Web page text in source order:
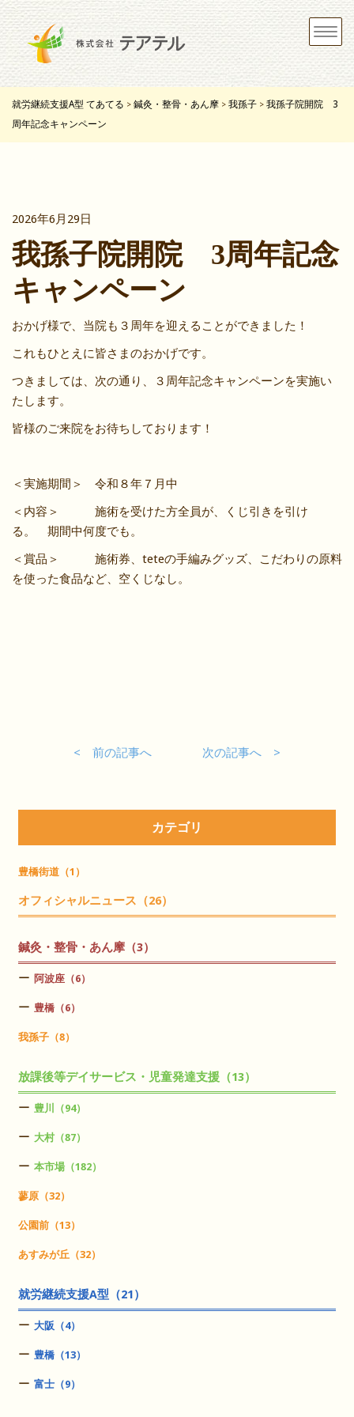
Toggle
就労継続支援A型 てあてる > 鍼灸・整骨・あん摩 > 我孫子 > 我孫子院開院 3
周年記念キャンペーン
2026年6月29日
我孫子院開院 3周年記念
キャンペーン
おかげ様で、当院も３周年を迎えることができました！
これもひとえに皆さまのおかげです。
つきましては、次の通り、３周年記念キャンペーンを実施い
たします。
皆様のご来院をお待ちしております！
＜実施期間＞ 令和８年７月中
＜内容＞ 施術を受けた方全員が、くじ引きを引け
る。 期間中何度でも。
＜賞品＞ 施術券、teteの手編みグッズ、こだわりの原料
を使った食品など、空くじなし。
< 前の記事へ 次の記事へ >
カテゴリ
豊橋街道（1）
オフィシャルニュース（26）
鍼灸・整骨・あん摩（3）
阿波座（6）
豊橋（6）
我孫子（8）
放課後等デイサービス・児童発達支援（13）
豊川（94）
大村（87）
本市場（182）
蓼原（32）
公園前（13）
あすみが丘（32）
就労継続支援A型（21）
大阪（4）
豊橋（13）
富士（9）